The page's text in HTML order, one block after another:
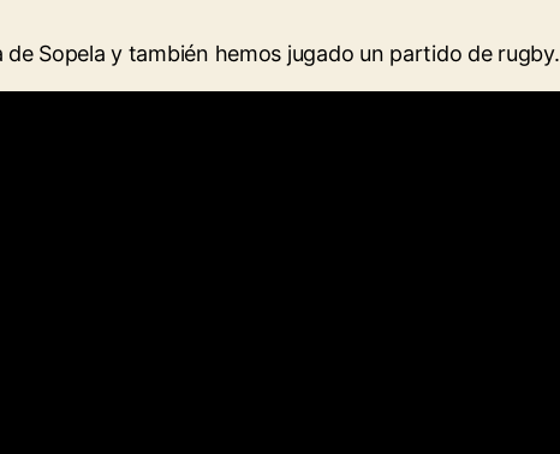
Sopela y también hemos jugado un partido de rugby.